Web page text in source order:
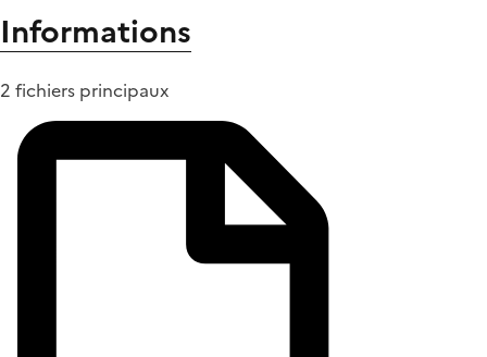
Informations
2 fichiers principaux